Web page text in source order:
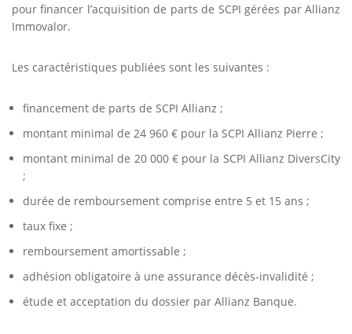
pour financer l’acquisition de parts de SCPI gérées par Allianz
Immovalor.
Les caractéristiques publiées sont les suivantes :
financement de parts de SCPI Allianz ;
montant minimal de 24 960 € pour la SCPI Allianz Pierre ;
montant minimal de 20 000 € pour la SCPI Allianz DiversCity
;
durée de remboursement comprise entre 5 et 15 ans ;
taux fixe ;
remboursement amortissable ;
adhésion obligatoire à une assurance décès-invalidité ;
étude et acceptation du dossier par Allianz Banque.